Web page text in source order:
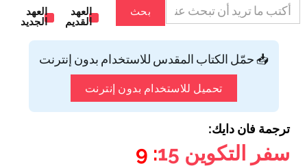
بحث
العهد
القديم
العهد
الجديد
📥 حمّل الكتاب المقدس للاستخدام بدون إنترنت
تحميل للاستخدام بدون إنترنت
ترجمة فان دايك:
سفر التكوين 15
: 9